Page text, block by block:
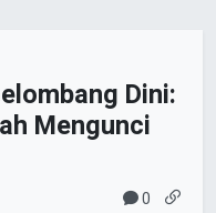
Dini:
Mengunci
0